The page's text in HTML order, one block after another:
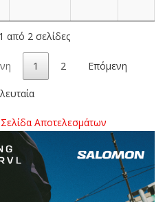
από 2 σελίδες
1 2 Επόμενη
Σελίδα Αποτελεσμάτων